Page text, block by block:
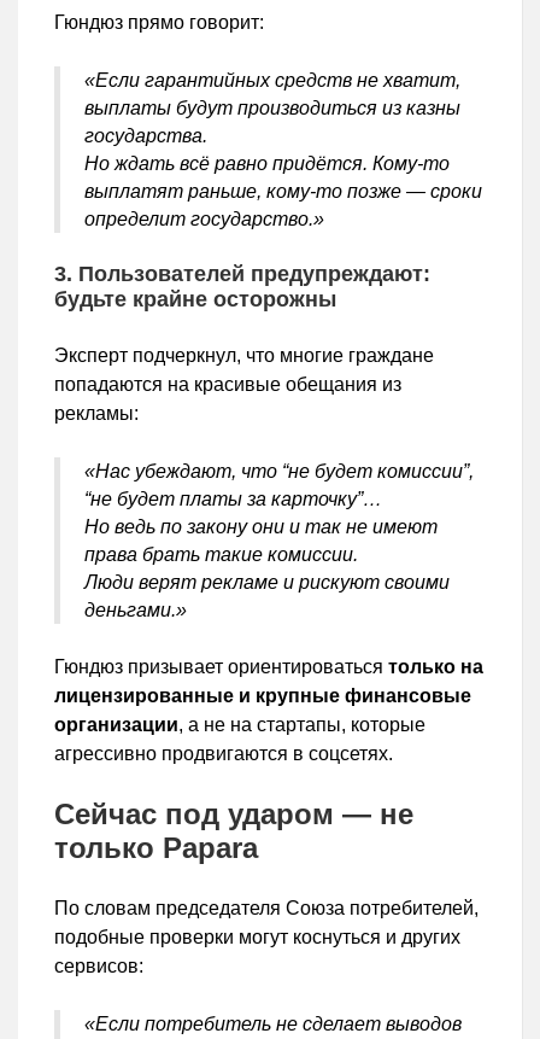
Гюндюз прямо говорит:
«Если гарантийных средств не хватит,
выплаты будут производиться из казны
государства.
Но ждать всё равно придётся. Кому-то
выплатят раньше, кому-то позже — сроки
определит государство.»
3. Пользователей предупреждают:
будьте крайне осторожны
Эксперт подчеркнул, что многие граждане
попадаются на красивые обещания из
рекламы:
«Нас убеждают, что “не будет комиссии”,
“не будет платы за карточку”…
Но ведь по закону они и так не имеют
права брать такие комиссии.
Люди верят рекламе и рискуют своими
деньгами.»
Гюндюз призывает ориентироваться только на
лицензированные и крупные финансовые
организации, а не на стартапы, которые
агрессивно продвигаются в соцсетях.
Сейчас под ударом — не
только Papara
По словам председателя Союза потребителей,
подобные проверки могут коснуться и других
сервисов:
«Если потребитель не сделает выводов